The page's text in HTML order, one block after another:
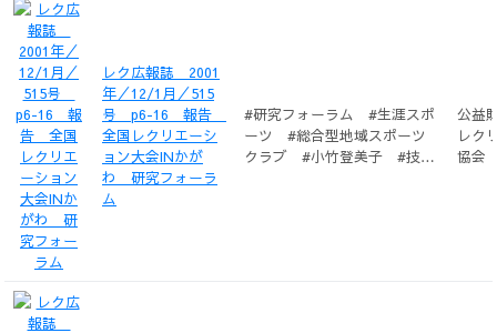
レク広報誌 2001
年／12/1月／515
号 p6-16 報告
全国レクリエーシ
ョン大会INかが
わ 研究フォーラ
ム
#研究フォーラム #生涯スポ
ーツ #総合型地域スポーツ
クラブ #小竹登美子 #技術
公益
レク
協会